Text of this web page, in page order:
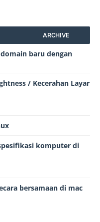
ARCHIVE
baru dengan
/ Kecerahan Layar
komputer di
bersamaan di mac